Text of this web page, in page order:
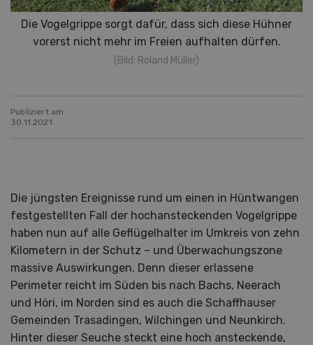
Die Vogelgrippe sorgt dafür, dass sich diese Hühner
vorerst nicht mehr im Freien aufhalten dürfen.
(Bild: Roland Müller)
Publiziert am
30.11.2021
Die jüngsten Ereignisse rund um einen in Hüntwangen
festgestellten Fall der hochansteckenden Vogelgrippe
haben nun auf alle Geflügelhalter im Umkreis von zehn
Kilometern in der Schutz – und Überwachungszone
massive Auswirkungen. Denn dieser erlassene
Perimeter reicht im Süden bis nach Bachs, Neerach
und Höri, im Norden sind es auch die Schaffhauser
Gemeinden Trasadingen, Wilchingen und Neunkirch.
Hinter dieser Seuche steckt eine hoch ansteckende,